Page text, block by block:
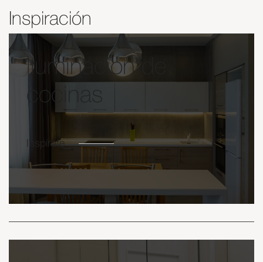
Inspiración
iluminacion de
cocinas
Inspírate